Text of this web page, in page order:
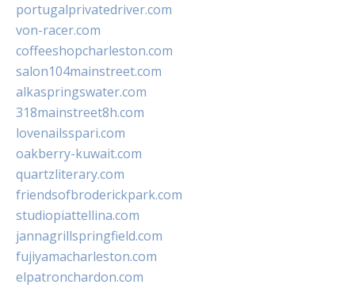
portugalprivatedriver.com
von-racer.com
coffeeshopcharleston.com
salon104mainstreet.com
alkaspringswater.com
318mainstreet8h.com
lovenailsspari.com
oakberry-kuwait.com
quartzliterary.com
friendsofbroderickpark.com
studiopiattellina.com
jannagrillspringfield.com
fujiyamacharleston.com
elpatronchardon.com